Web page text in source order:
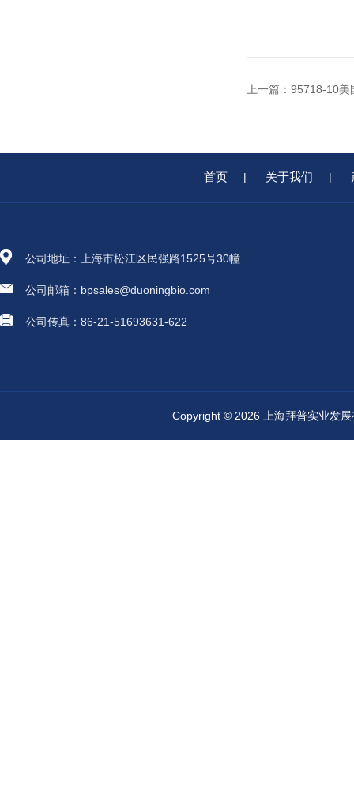
上一篇： 95718-10美
首页 | 关于我们 |
公司地址：上海市松江区民强路1525号30幢
公司邮箱：bpsales@duoningbio.com
公司传真：86-21-51693631-622
Copyright © 2026 上海拜普实业发